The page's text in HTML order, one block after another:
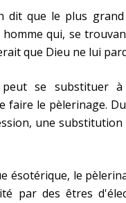
dit que le plus
qui, se
que Dieu ne lui
se substituer
faire le pèlerinage.
une
ésotérique, le
par des êtres